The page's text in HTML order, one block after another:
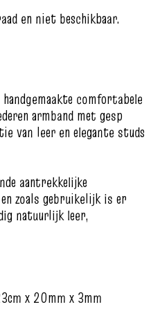
en niet beschikbaar.
comfortabele
armband met gesp
van leer en elegante studs
aantrekkelijke
zoals gebruikelijk is er
natuurlijk leer,
x 20mm x 3mm